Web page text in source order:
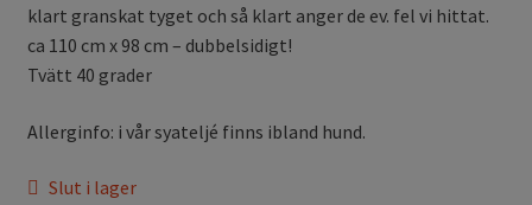
klart granskat tyget och så klart anger de ev. fel vi hittat.
ca 110 cm x 98 cm – dubbelsidigt!
Tvätt 40 grader
Allerginfo: i vår syateljé finns ibland hund.
Slut i lager